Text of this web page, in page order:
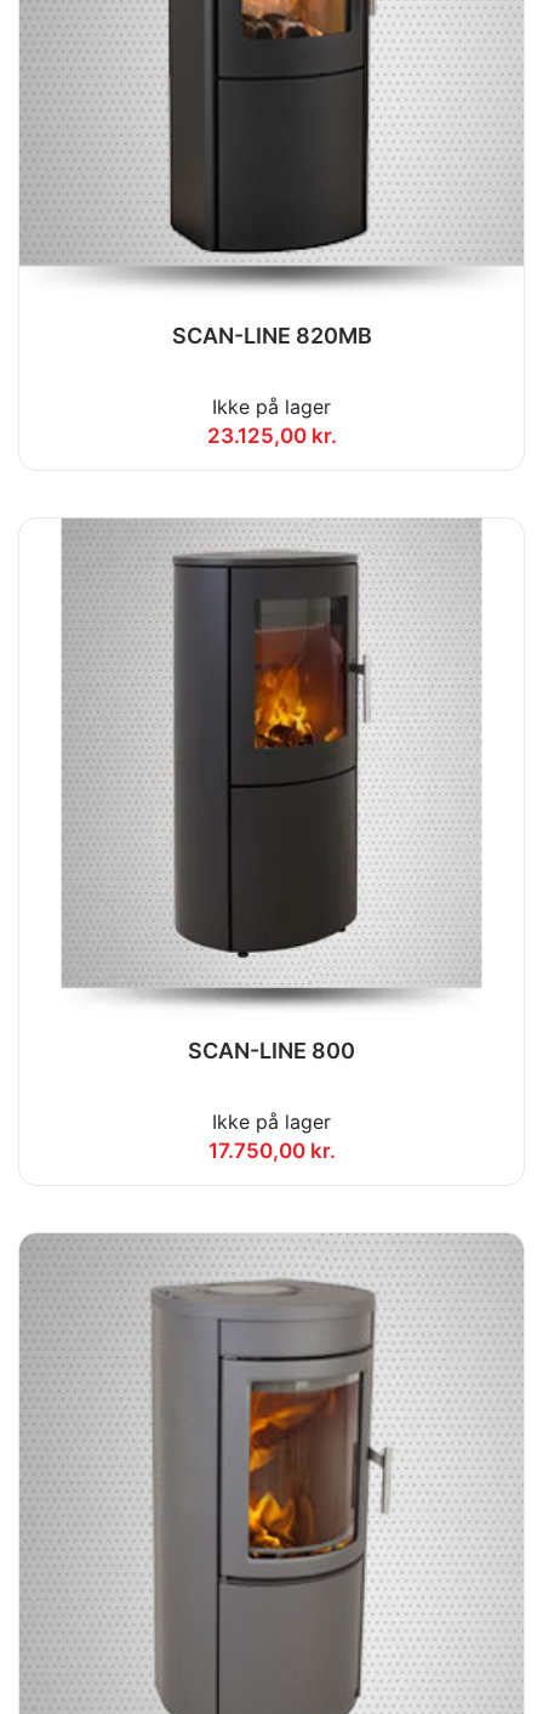
SCAN-LINE 820MB
Ikke på lager
23.125,00 kr.
SCAN-LINE 800
Ikke på lager
17.750,00 kr.